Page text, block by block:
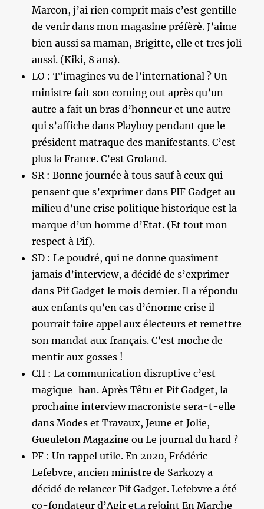
Marcon, j’ai rien comprit mais c’est gentille
de venir dans mon magasine préfèrè. J’aime
bien aussi sa maman, Brigitte, elle et tres joli
aussi. (Kiki, 8 ans).
LO : T’imagines vu de l’international ? Un
ministre fait son coming out après qu’un
autre a fait un bras d’honneur et une autre
qui s’affiche dans Playboy pendant que le
président matraque des manifestants. C’est
plus la France. C’est Groland.
SR : Bonne journée à tous sauf à ceux qui
pensent que s’exprimer dans PIF Gadget au
milieu d’une crise politique historique est la
marque d’un homme d’Etat. (Et tout mon
respect à Pif).
SD : Le poudré, qui ne donne quasiment
jamais d’interview, a décidé de s’exprimer
dans Pif Gadget le mois dernier. Il a répondu
aux enfants qu’en cas d’énorme crise il
pourrait faire appel aux électeurs et remettre
son mandat aux français. C’est moche de
mentir aux gosses !
CH : La communication disruptive c’est
magique-han. Après Têtu et Pif Gadget, la
prochaine interview macroniste sera-t-elle
dans Modes et Travaux, Jeune et Jolie,
Gueuleton Magazine ou Le journal du hard ?
PF : Un rappel utile. En 2020, Frédéric
Lefebvre, ancien ministre de Sarkozy a
décidé de relancer Pif Gadget. Lefebvre a été
co-fondateur d’Agir et a rejoint En Marche